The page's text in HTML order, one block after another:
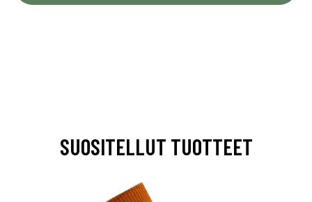
SUOSITELLUT TUOTTEET